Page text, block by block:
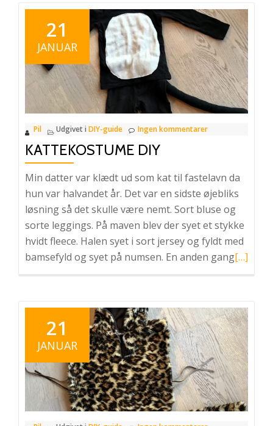
21
JANUAR
Pil Udgivet i DIY-guide Ingen kommentarer
KATTEKOSTUME DIY
Min datter var klædt ud som kat til fastelavn da
hun var halvandet år. Det var en sidste øjebliks
løsning så det skulle være nemt. Sort bluse og
sorte leggings. På maven blev der syet et stykke
hvidt fleece. Halen syet i sort jersey og fyldt med
bamsefyld og syet på numsen. En anden gangLæs
[…]
21
JANUAR